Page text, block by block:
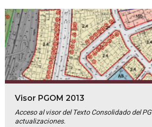
Visor PGOM 2013
Acceso al visor del Texto Consolidado del
actualizaciones.